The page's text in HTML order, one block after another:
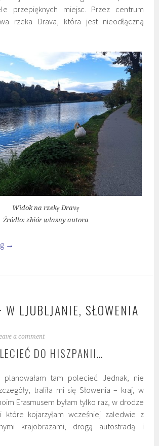
przepięknych miejsc. Przez centrum
rzeka Drava, która jest nieodłączną
Widok na rzekę Dravę
Źródło: zbiór własny autora
→
W LJUBLJANIE, SŁOWENIA
a comment
DO HISZPANII…
tam polecieć. Jednak, nie
trafiła mi się Słowenia – kraj, w
Erasmusem byłam tylko raz, w drodze
które kojarzyłam wcześniej zaledwie z
krajobrazami, drogą autostradą i